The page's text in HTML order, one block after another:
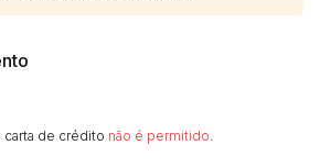
carta de crédito não é permitido